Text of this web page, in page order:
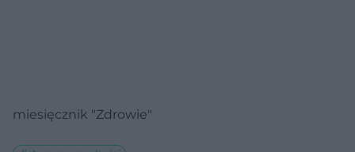
miesięcznik "Zdrowie"